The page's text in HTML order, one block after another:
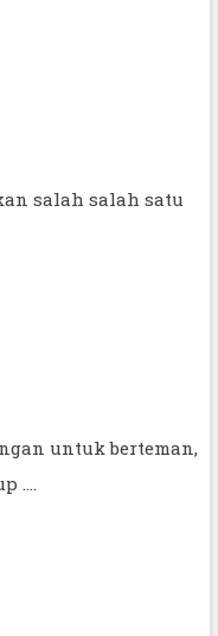
salah salah satu
untuk berteman,